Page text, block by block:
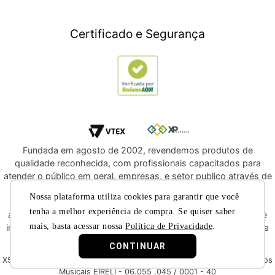
Nossa plataforma utiliza cookies para garantir que você
tenha a melhor experiência de compra. Se quiser saber
mais, basta acessar nossa Política de Privacidade.
CONTINUAR
Utilidades Domésticas
Compre e DoeCertificado e Segurança
Fundada em agosto de 2002, revendemos produtos de
qualidade reconhecida, com profissionais capacitados para
atender o público em geral, empresas, e setor publico através de
oportunidade de adquirir produtos de qualidade e com
atendimento reconhecido dentre os melhores do segmento de
instrumentos musicais e áudio profissional. Convidamos você a
nos conhecer melhor nas redes sociais.
X5 Music © 2019 - Todos os direitos reservados X5 Music Instrumentos
Musicais EIRELI - 06.055 .045 / 0001 - 40